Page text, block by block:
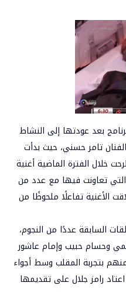
بعد عودتها إلى النشاط
تامر حسني، حيث بدأت
خلال الفترة الماضية أغنية
تعاونت فيها مع عدد من
الأغنية تفاعلًا ملحوظًا من
السابقة عددًا من النجوم،
وحسام حبيب وإمام عاشور
بتجربة المقلب وسط أجواء
رامز جلال على تقديمها